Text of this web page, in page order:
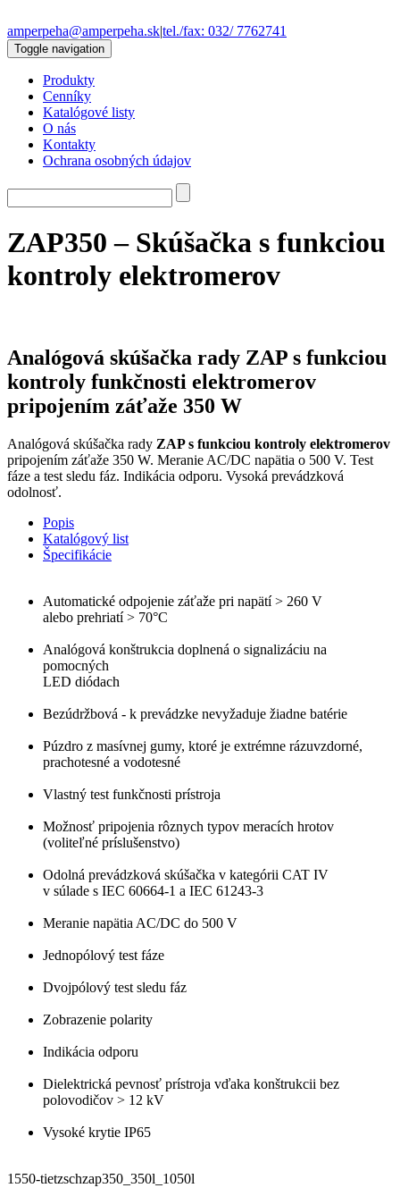
amperpeha@amperpeha.sk|tel./fax: 032/ 7762741
Toggle navigation
Produkty
Cenníky
Katalógové listy
O nás
Kontakty
Ochrana osobných údajov
ZAP350 – Skúšačka s funkciou
kontroly elektromerov
Analógová skúšačka rady ZAP s funkciou
kontroly funkčnosti elektromerov
pripojením záťaže 350 W
Analógová skúšačka rady ZAP s funkciou kontroly elektromerov
pripojením záťaže 350 W. Meranie AC/DC napätia o 500 V. Test
fáze a test sledu fáz. Indikácia odporu. Vysoká prevádzková
odolnosť.
Popis
Katalógový list
Špecifikácie
Automatické odpojenie záťaže pri napätí > 260 V
alebo prehriatí > 70°C
Analógová konštrukcia doplnená o signalizáciu na
pomocných
LED diódach
Bezúdržbová - k prevádzke nevyžaduje žiadne batérie
Púzdro z masívnej gumy, ktoré je extrémne rázuvzdorné,
prachotesné a vodotesné
Vlastný test funkčnosti prístroja
Možnosť pripojenia rôznych typov meracích hrotov
(voliteľné príslušenstvo)
Odolná prevádzková skúšačka v kategórii CAT IV
v súlade s IEC 60664-1 a IEC 61243-3
Meranie napätia AC/DC do 500 V
Jednopólový test fáze
Dvojpólový test sledu fáz
Zobrazenie polarity
Indikácia odporu
Dielektrická pevnosť prístroja vďaka konštrukcii bez
polovodičov > 12 kV
Vysoké krytie IP65
1550-tietzschzap350_350l_1050l